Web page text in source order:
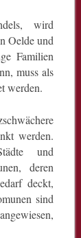
wird
Oelde und
Familien
muss als
werden.
werden.
und
deren
deckt,
sind